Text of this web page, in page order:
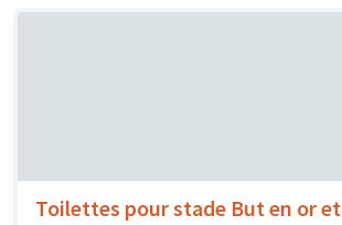
Toilettes pour stade But en or et